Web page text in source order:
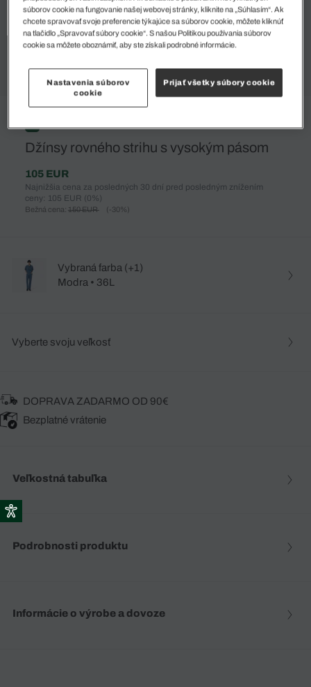
%
Džínsy rovného strihu s vysokým pásom
105 EUR
Najnižšia cena za posledných 30 dní pred posledným znížením
ceny: 105 EUR (0%)
Bežná cena: 150 EUR (-30%)
Vybraná farba (+1)
Modra • 36L
Vyberte svoju veľkosť
DOPRAVA ZADARMO OD 90€
Bezplatné vrátenie
Veľkostná tabuľka
Podrobnosti produktu
Informácie o výrobe a dovoze
súborov cookie na fungovanie našej webovej stránky, kliknite na „Súhlasím“. Ak
chcete spravovať svoje preferencie týkajúce sa súborov cookie, môžete kliknúť
na tlačidlo „Spravovať súbory cookie“. S našou Politikou používania súborov
cookie sa môžete oboznámiť, aby ste získali podrobné informácie.
Nastavenia súborov
cookie
Prijať všetky súbory cookie